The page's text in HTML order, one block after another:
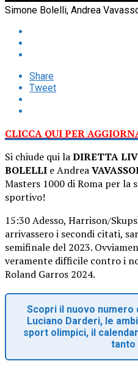
Simone Bolelli, Andrea
Share
Tweet
CLICCA QUI PER
Si chiude qui laDIRETTA
BOLELLI e Andrea
Masters 1000 di Roma per la
sportivo!
15:30 Adesso, Harrison/
arrivassero i secondi citati,
semifinale del 2023.
veramente difficile contro i
Roland Garros 2024.
Scopri il nuovo numero
Luciano Darderi, le
sport olimpici, il
tanto